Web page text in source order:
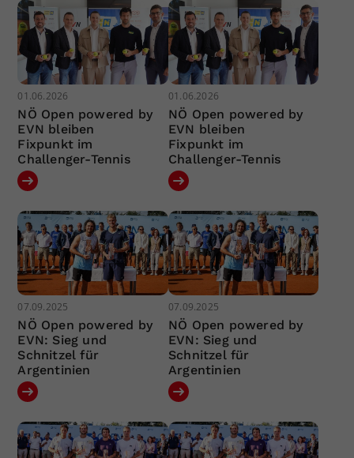
01.06.2026
NÖ Open powered by
EVN bleiben
Fixpunkt im
Challenger-Tennis
01.06.2026
NÖ Open powered by
EVN bleiben
Fixpunkt im
Challenger-Tennis
07.09.2025
NÖ Open powered by
EVN: Sieg und
Schnitzel für
Argentinien
07.09.2025
NÖ Open powered by
EVN: Sieg und
Schnitzel für
Argentinien